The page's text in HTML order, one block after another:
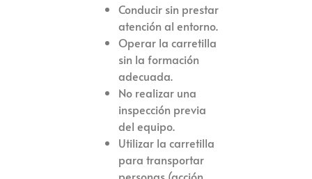
Conducir sin prestar
atención al entorno.
Operar la carretilla
sin la formación
adecuada.
No realizar una
inspección previa
del equipo.
Utilizar la carretilla
para transportar